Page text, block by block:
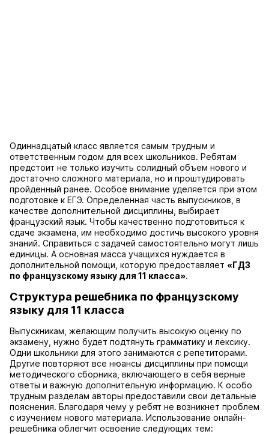
Одиннадцатый класс является самым трудным и
ответственным годом для всех школьников. Ребятам
предстоит не только изучить солидный объем нового и
достаточно сложного материала, но и проштудировать
пройденный ранее. Особое внимание уделяется при этом
подготовке к ЕГЭ. Определенная часть выпускников, в
качестве дополнительной дисциплины, выбирает
французский язык. Чтобы качественно подготовиться к
сдаче экзамена, им необходимо достичь высокого уровня
знаний. Справиться с задачей самостоятельно могут лишь
единицы. А основная масса учащихся нуждается в
дополнительной помощи, которую предоставляет «ГДЗ
по французскому языку для 11 класса».
Структура решебника по французскому
языку для 11 класса
Выпускникам, желающим получить высокую оценку по
экзамену, нужно будет подтянуть грамматику и лексику.
Одни школьники для этого занимаются с репетиторами.
Другие повторяют все нюансы дисциплины при помощи
методического сборника, включающего в себя верные
ответы и важную дополнительную информацию. К особо
трудным разделам авторы предоставили свои детальные
пояснения. Благодаря чему у ребят не возникнет проблем
с изучением нового материала. Использование онлайн-
решебника облегчит освоение следующих тем: